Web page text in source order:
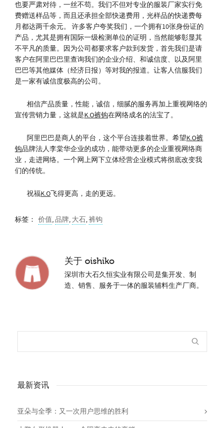
也要严肃对待，一丝不苟。我们不但对专业的服装厂家实行免
费赠送样品等，而且还承担全部快递费用，光样品的快递费每
月都达两千余元。 许多客户夸奖我们，一个拥有10张身份证的
产品，尤其是拥有国际一级检测单位的证明，当然能够彰显其
不平凡的质量。因为公司都要求客户款到发货，首先我们是请
客户在阿里巴巴里查询我们的企业介绍、和诚信度、以及阿里
巴巴等其他媒体（经济日报）等对我的报道。让客人信服我们
是一家有诚信度极高的公司。
相信产品质量，性能，诚信，细腻的服务再加上重视网络的
宣传营销力量，这就是K.O裤钩在网络成名的法宝了。
阿里巴巴是商人的平台，这个平台连接着世界。希望K.O裤
钩品牌法人李棠华企业的成功，能带动更多的企业重视网络商
业，走进网络。一个网上网下立体经营企业模式将彻底改变我
们的传统。
祝福K.O飞得更高，走的更远。
标签： 价值,品牌, 大石,裤钩
关于 oishiko
深圳市大石久恒实业有限公司是集开发、制
造、销售、服务于一体的服装辅料生产厂商。
最新资讯
亚朵与全季：又一次用户思维的胜利